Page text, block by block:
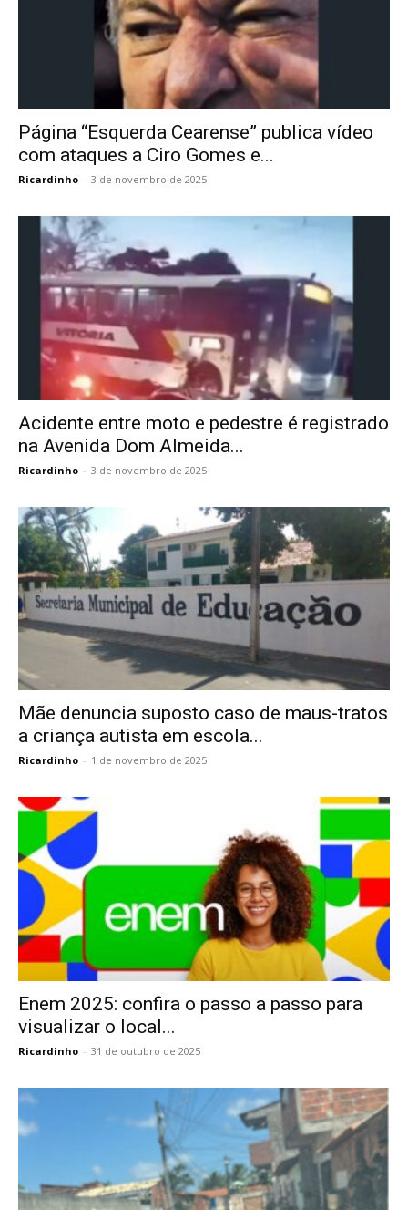
Página “Esquerda Cearense” publica vídeo
com ataques a Ciro Gomes e...
Ricardinho - 3 de novembro de 2025
Acidente entre moto e pedestre é registrado
na Avenida Dom Almeida...
Ricardinho - 3 de novembro de 2025
Mãe denuncia suposto caso de maus-tratos
a criança autista em escola...
Ricardinho - 1 de novembro de 2025
Enem 2025: confira o passo a passo para
visualizar o local...
Ricardinho - 31 de outubro de 2025